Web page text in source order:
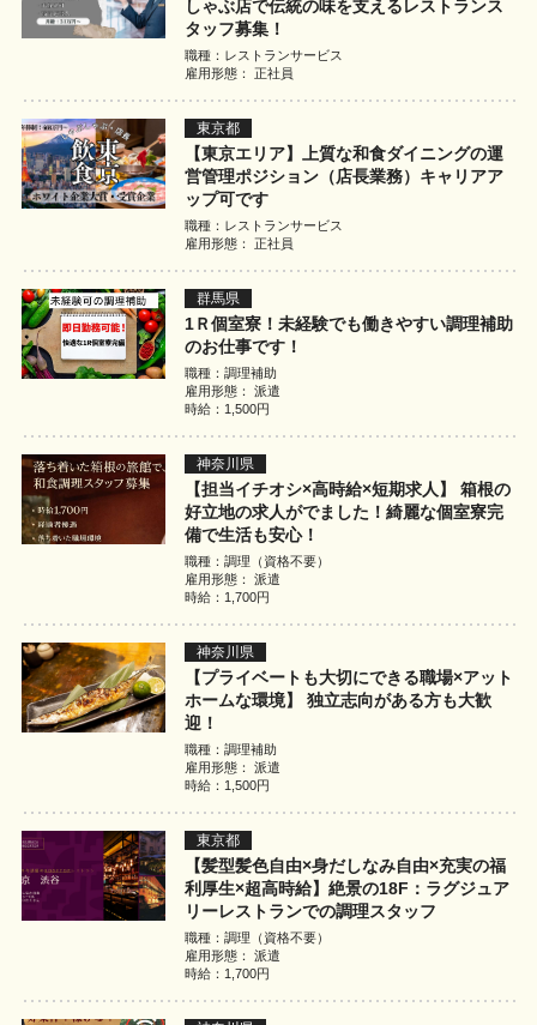
しゃぶ店で伝統の味を支えるレストランス
タッフ募集！
職種：レストランサービス
雇用形態： 正社員
東京都
【東京エリア】上質な和食ダイニングの運
営管理ポジション（店長業務）キャリアア
ップ可です
職種：レストランサービス
雇用形態： 正社員
群馬県
1Ｒ個室寮！未経験でも働きやすい調理補助
のお仕事です！
職種：調理補助
雇用形態： 派遣
時給：1,500円
神奈川県
【担当イチオシ×高時給×短期求人】 箱根の
好立地の求人がでました！綺麗な個室寮完
備で生活も安心！
職種：調理（資格不要）
雇用形態： 派遣
時給：1,700円
神奈川県
【プライベートも大切にできる職場×アット
ホームな環境】 独立志向がある方も大歓
迎！
職種：調理補助
雇用形態： 派遣
時給：1,500円
東京都
【髪型髪色自由×身だしなみ自由×充実の福
利厚生×超高時給】絶景の18F：ラグジュア
リーレストランでの調理スタッフ
職種：調理（資格不要）
雇用形態： 派遣
時給：1,700円